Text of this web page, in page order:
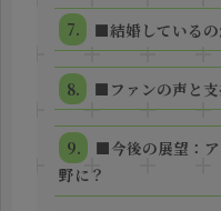
■結婚している
■ファンの声と支
■今後の展望：
野に？